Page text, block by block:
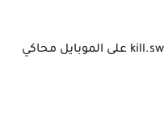
تحميل لعبة الاكشن الشهيرة kill.switch على الموبايل محاكي